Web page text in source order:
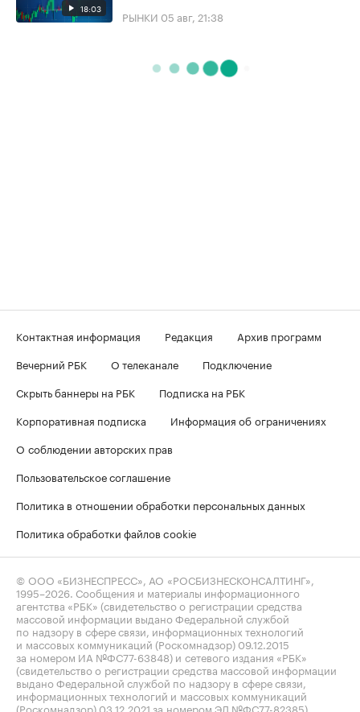
18:03 РЫНКИ 05 авг, 21:38
Контактная информация Редакция
Архив программ
Вечерний РБК
О телеканале
Подключение
Скрыть баннеры на РБК
Подписка на РБК
Корпоративная подписка
Информация об ограничениях
О соблюдении авторских прав
Пользовательское соглашение
Политика в отношении обработки персональных данных
Политика обработки файлов cookie
© ООО «БИЗНЕСПРЕСС», АО «РОСБИЗНЕСКОНСАЛТИНГ»,
1995–2026 . Сообщения и материалы информационного
агентства «РБК» (свидетельство о регистрации средства
массовой информации выдано Федеральной службой
по надзору в сфере связи, информационных технологий
и массовых коммуникаций (Роскомнадзор) 09.12.2015
за номером ИА №ФС77-63848) и сетевого издания «РБК»
(свидетельство о регистрации средства массовой информации
выдано Федеральной службой по надзору в сфере связи,
информационных технологий и массовых коммуникаций
(Роскомнадзор) 03.12.2021 за номером ЭЛ №ФС77-82385)